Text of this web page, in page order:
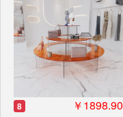
8 ￥1898.90